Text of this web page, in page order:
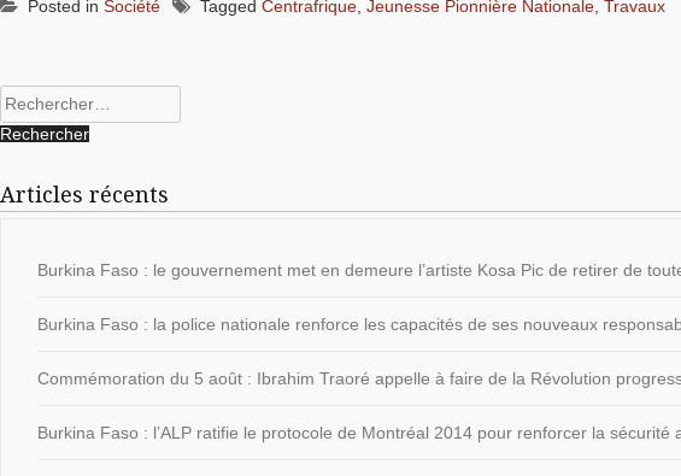
Posted in Société Tagged Centrafrique, Jeunesse Pionnière Nationale, Travaux
Rechercher :
Articles récents
Burkina Faso : le gouvernement met en demeure l’artiste Kosa Pic de retirer de
Burkina Faso : la police nationale renforce les capacités de ses nouveaux
Commémoration du 5 août : Ibrahim Traoré appelle à faire de la Révolution
Burkina Faso : l’ALP ratifie le protocole de Montréal 2014 pour renforcer la sécurité